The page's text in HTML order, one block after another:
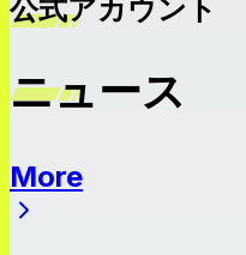
公式アカウント
ニュース
More